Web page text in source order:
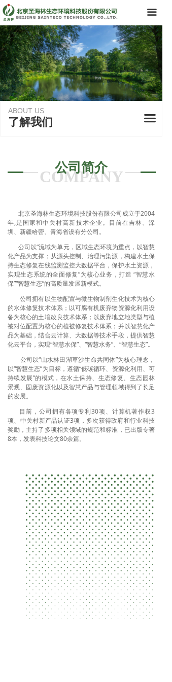
끀
首页
了解我们
领导团队
业务领域
· 咨询设计
· 施工运维
产品中心
新闻资讯
北京圣海林生态环境科技股份有限公司成立于2004
年,是国家和中关村高新技术企业。目前在吉林、深
圳、新疆哈密、青海省设有分公司。
公司以“流域为单元，区域生态环境为重点，以智慧
化产品为支撑；从源头控制、治理污染源，构建水土保
持生态修复在线监测监控大数据平台，保护水土资源，
实现生态系统的全面修复”为核心业务，打造 “智慧水
保”“智慧生态”的高质量发展新模式。
公司拥有以生物配置与微生物制剂生化技术为核心
的水体修复技术体系；以可腐有机废弃物资源化利用设
备为核心的土壤改良技术体系；以废弃地立地类型与植
被对位配置为核心的植被修复技术体系；并以智慧化产
品为基础，结合云计算、大数据等技术手段，提供智慧
化云平台，实现“智慧水保”、“智慧水务”、“智慧生态”。
公司以“山水林田湖草沙生命共同体”为核心理念，
以“智慧生态”为目标，遵循“低碳循环、资源化利用、可
持续发展”的模式，在水土保持、生态修复、生态园林
景观、固废资源化以及智慧产品与管理领域得到了长足
的发展。
目前，公司拥有各项专利30项、计算机著作权3
项、中关村新产品认证3项，多次获得政府和行业科技
奖励，主持了多项相关领域的规范和标准，已出版专著
8本，发表科技论文80余篇。
COMPANY
公司简介
ABOUT US
了解我们 끀